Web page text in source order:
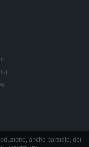
anche parziale, dei